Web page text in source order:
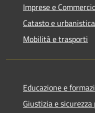
Imprese e
Catasto e urbanistica
Mobilità e trasporti
Educazione e
Giustizia e sicurezza